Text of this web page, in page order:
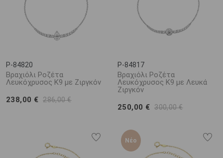
P-84820
Βραχιόλι Ροζέτα
Λευκόχρυσος K9 με Ζιργκόν
238,00 € 286,00 €
P-84817
Βραχιόλι Ροζέτα
Λευκόχρυσος K9 με Λευκά
Ζιργκόν
250,00 € 300,00 €
Νέο